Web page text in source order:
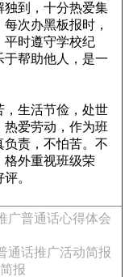
到，十分热爱集
次办黑板报时，
平时遵守学校纪
帮助他人，是一
生活节俭，处世
热爱劳动，作为班
责，不怕苦。不
格外重视班级荣
。
广普通话心得体会
通话推广活动简报
报